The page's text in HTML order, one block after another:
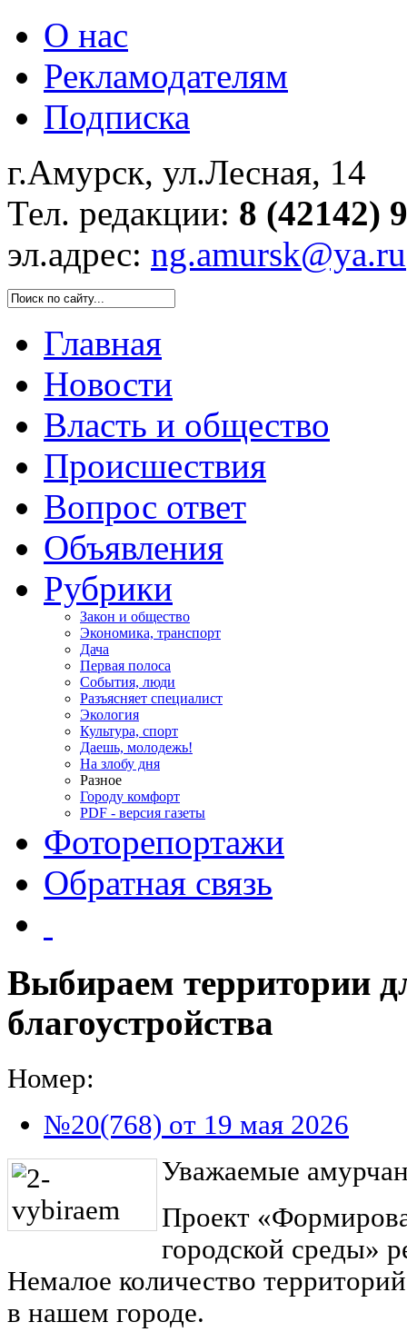
О нас
Рекламодателям
Подписка
г.Амурск, ул.Лесная, 14
Тел. редакции: 8 (42142)
эл.адрес: ng.amursk@ya.ru
Главная
Новости
Власть и общество
Происшествия
Вопрос ответ
Объявления
Рубрики
Закон и общество
Экономика, транспорт
Дача
Первая полоса
События, люди
Разъясняет специалист
Экология
Культура, спорт
Даешь, молодежь!
На злобу дня
Разное
Городу комфорт
PDF - версия газеты
Фоторепортажи
Обратная связь
Выбираем территории
благоустройства
Номер:
№20(768) от 19 мая 2026
Уважаемые
Проект
городской среды»
Немалое количество
в нашем городе.